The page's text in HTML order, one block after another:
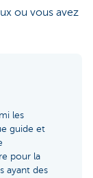
ou vous avez
les
guide et
pour la
ayant des